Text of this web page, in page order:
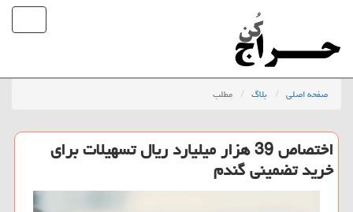
صفحه اصلی بلاگ مطلب
اختصاص 39 هزار میلیارد ریال تسهیلات برای
خرید تضمینی گندم